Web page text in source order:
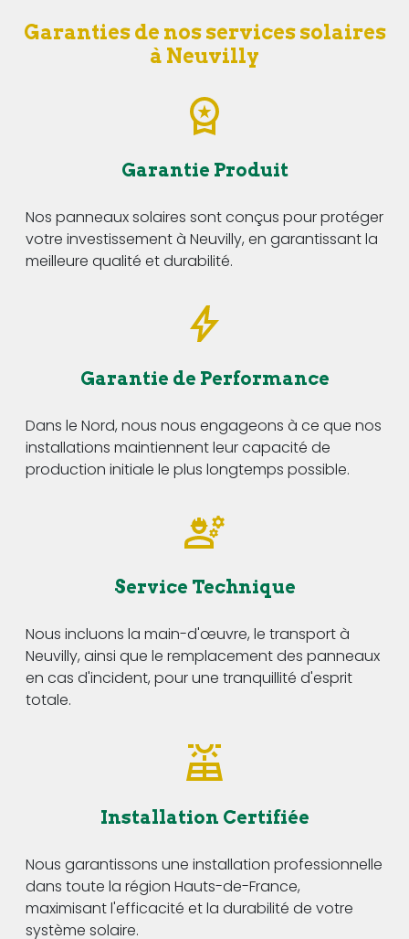
Garanties de nos services solaires
à Neuvilly
Garantie Produit
Nos panneaux solaires sont conçus pour protéger
votre investissement à Neuvilly, en garantissant la
meilleure qualité et durabilité.
Garantie de Performance
Dans le Nord, nous nous engageons à ce que nos
installations maintiennent leur capacité de
production initiale le plus longtemps possible.
Service Technique
Nous incluons la main-d'œuvre, le transport à
Neuvilly, ainsi que le remplacement des panneaux
en cas d'incident, pour une tranquillité d'esprit
totale.
Installation Certifiée
Nous garantissons une installation professionnelle
dans toute la région Hauts-de-France,
maximisant l'efficacité et la durabilité de votre
système solaire.